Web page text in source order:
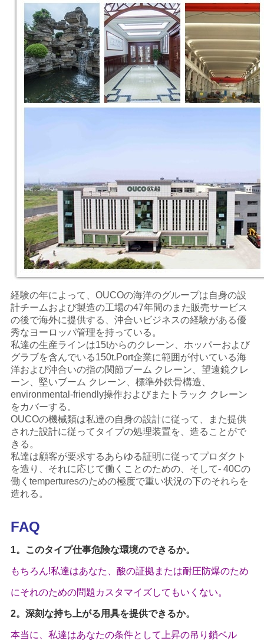
経験の年によって、OUCOの海洋のグループは自身の設
計チームおよび製造の工場の47年間のまた販売サービス
の後で海外に提供する、沖合いビジネスの経験がある優
秀なヨーロッパ管理を持っている。
私達の生産ラインは15tからのクレーン、ホッパーおよび
グラブを含んでいる150t.Port企業に範囲が付いている海
洋および沖合いの指の関節ブーム クレーン、望遠鏡クレ
ーン、堅いブーム クレーン、標準外鉄骨構造、
environmental-friendly操作およびまたトラック クレーン
をカバーする。
OUCOの機械類は私達の自身の設計に従って、また提供
された設計に従ってタイプの処理装置を、造ることがで
きる。
私達は顧客が要求するあらゆる証明に従ってプロダクト
を造り、それに応じて働くことのための、そして- 40Cの
働くtemperturesのための極度で重い状況の下のそれらを
造れる。
FAQ
1。このタイプ仕事危険な環境のできるか。
もちろん!私達はあなた、酸の証拠または耐圧防爆のため
にそれのための問題カスタマイズしてもいくない。
2。深刻な持ち上がる用具を提供できるか。
本当に、私達はあなたの条件として上昇の吊り鎖ベル